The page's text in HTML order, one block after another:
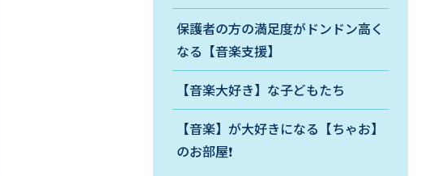
保護者の方の満足度がドンドン高く
なる【音楽支援】
【音楽大好き】な子どもたち
【音楽】が大好きになる【ちゃお】
のお部屋❗️